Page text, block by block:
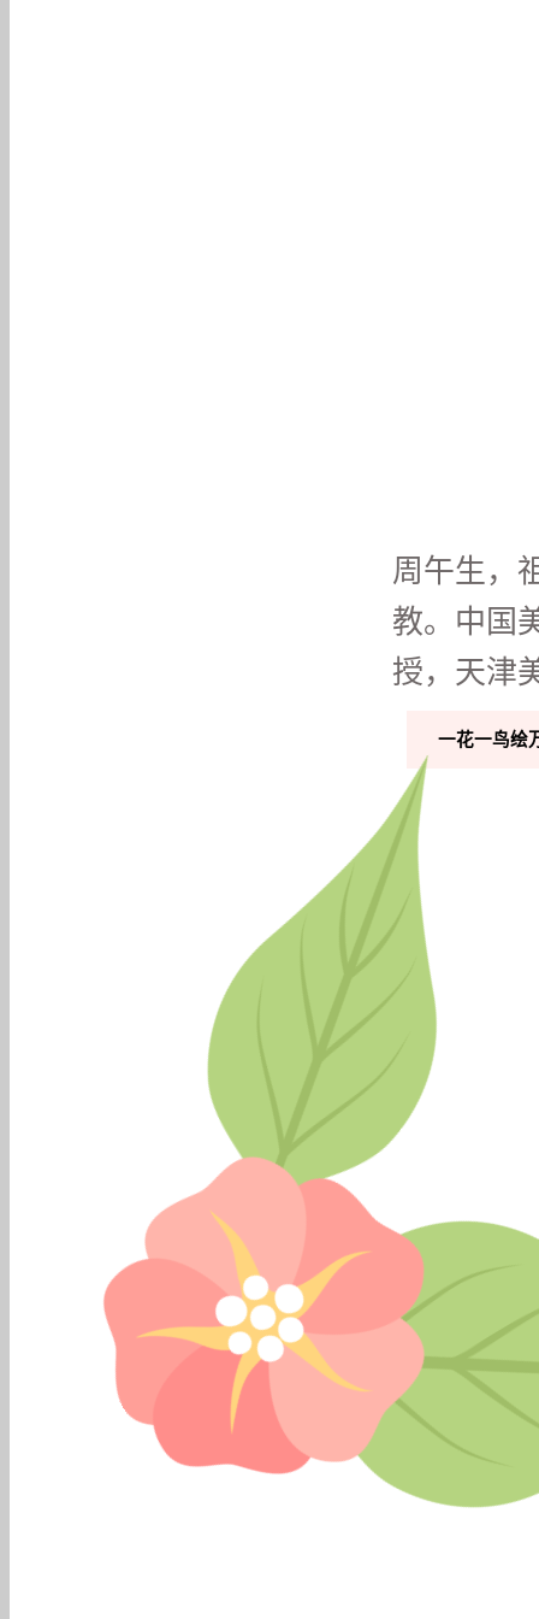
周午生，
教。中国
授，天津
一花一鸟绘